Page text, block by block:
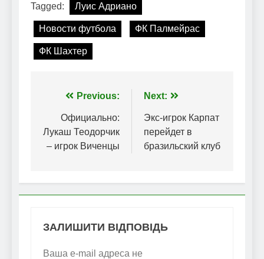
Tagged: Луис Адриано
Новости футбола ФК Палмейрас
ФК Шахтер
Навігація
записів
Previous:
Официально:
Лукаш Теодорчик
– игрок Виченцы
Next:
Экс-игрок Карпат
перейдет в
бразильский клуб
ЗАЛИШИТИ ВІДПОВІДЬ
Ваша e-mail адреса не